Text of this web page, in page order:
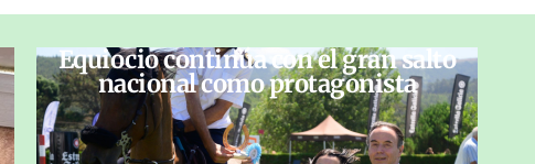
Equiocio continúa con el gran salto
nacional como protagonista